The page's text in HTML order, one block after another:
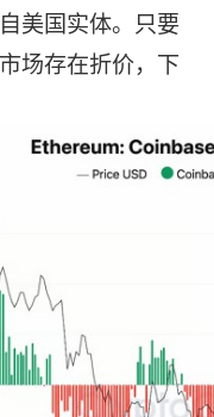
美国实体。只要
场存在折价，下